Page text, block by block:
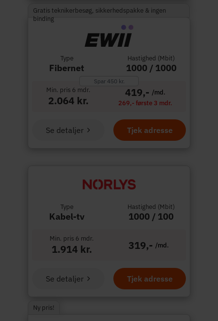
Gratis teknikerbesøg, sikkerhedspakke & ingen
binding
Type
Fibernet
Hastighed (Mbit)
1000 / 1000
Spar 450 kr.
Min. pris 6 mdr.
2.064 kr.
419,- /md.
269,- første 3 mdr.
Tjek adresse
Se detaljer
Type
Kabel-tv
Hastighed (Mbit)
1000 / 100
Min. pris 6 mdr.
1.914 kr. 319,- /md.
Tjek adresse
Se detaljer
Ny pris!